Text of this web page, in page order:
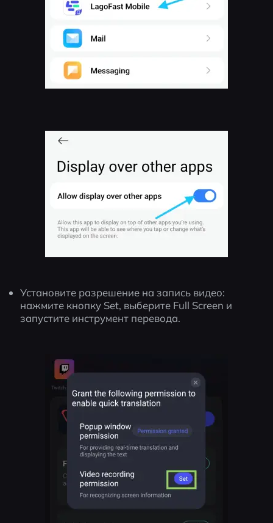
Установите разрешение на запись видео:
нажмите кнопку Set, выберите Full Screen и
запустите инструмент перевода.